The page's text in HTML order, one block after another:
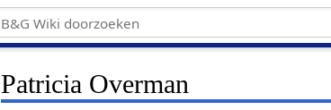
Patricia Overman